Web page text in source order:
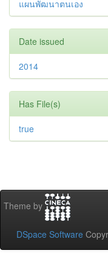
แผนพัฒนาตนเอง
Date issued
2014
Has File(s)
true
Theme by
DSpace Software